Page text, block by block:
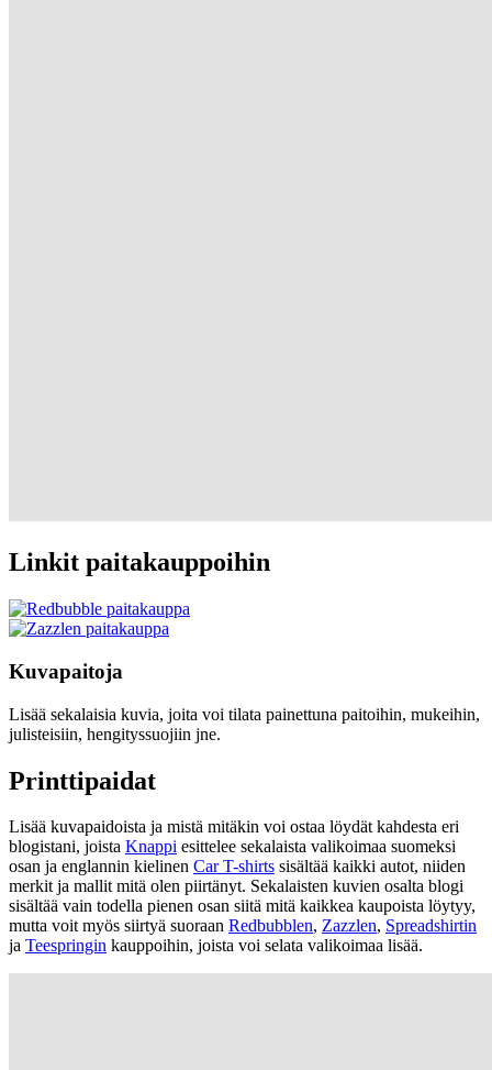
Linkit paitakauppoihin
Kuvapaitoja
Lisää sekalaisia kuvia, joita voi tilata painettuna paitoihin, mukeihin,
julisteisiin, hengityssuojiin jne.
Printtipaidat
Lisää kuvapaidoista ja mistä mitäkin voi ostaa löydät kahdesta eri
blogistani, joista Knappi esittelee sekalaista valikoimaa suomeksi
osan ja englannin kielinen Car T-shirts sisältää kaikki autot, niiden
merkit ja mallit mitä olen piirtänyt. Sekalaisten kuvien osalta blogi
sisältää vain todella pienen osan siitä mitä kaikkea kaupoista löytyy,
mutta voit myös siirtyä suoraan Redbubblen, Zazzlen, Spreadshirtin
ja Teespringin kauppoihin, joista voi selata valikoimaa lisää.